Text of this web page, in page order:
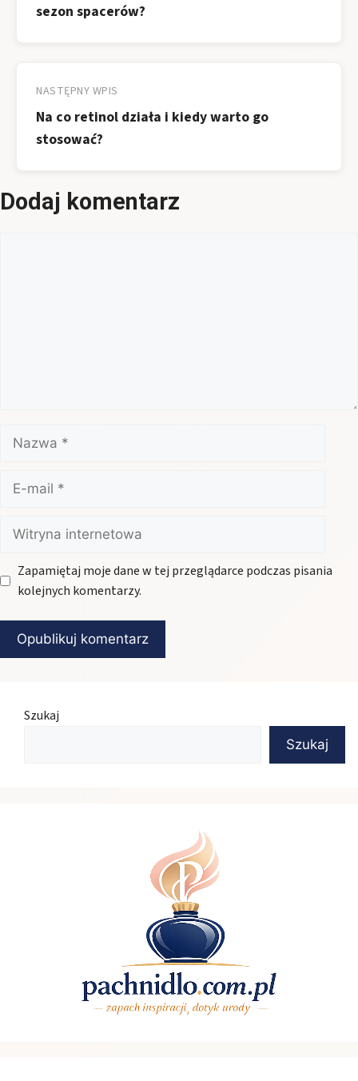
sezon spacerów?
NASTĘPNY WPIS
Na co retinol działa i kiedy warto go
stosować?
Dodaj komentarz
Nazwa
mail
Witryna
internetowa
Zapamiętaj moje dane w tej przeglądarce podczas pisania
kolejnych komentarzy.
Szukaj
Szukaj